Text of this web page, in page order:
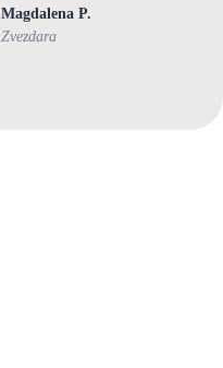
Magdalena P.
Zvezdara